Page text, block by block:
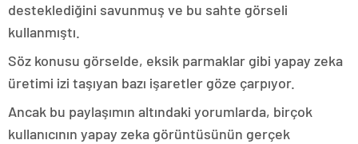
desteklediğini savunmuş ve bu sahte görseli
kullanmıştı.
Söz konusu görselde, eksik parmaklar gibi yapay zeka
üretimi izi taşıyan bazı işaretler göze çarpıyor.
Ancak bu paylaşımın altındaki yorumlarda, birçok
kullanıcının yapay zeka görüntüsünün gerçek